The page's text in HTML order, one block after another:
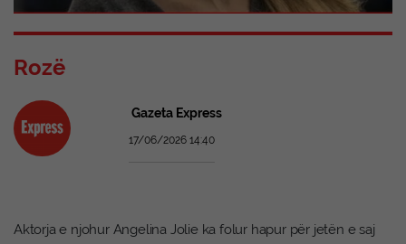
Rozë
Gazeta Express
17/06/2026 14:40
Aktorja e njohur Angelina Jolie ka folur hapur për jetën e saj